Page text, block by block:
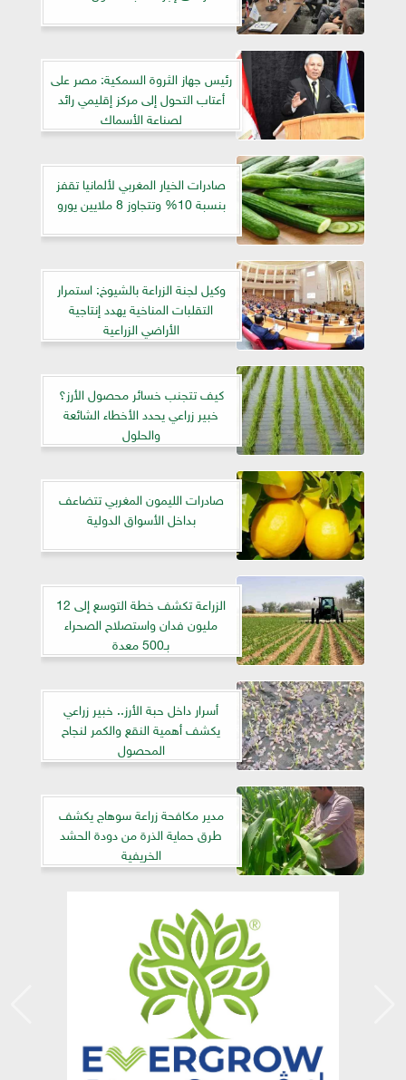
رئيس جهاز الثروة السمكية: مصر على
أعتاب التحول إلى مركز إقليمي رائد
لصناعة الأسماك
صادرات الخيار المغربي لألمانيا تقفز
بنسبة 10% وتتجاوز 8 ملايين يورو
وكيل لجنة الزراعة بالشيوخ: استمرار
التقلبات المناخية يهدد إنتاجية
الأراضي الزراعية
كيف تتجنب خسائر محصول الأرز؟
خبير زراعي يحدد الأخطاء الشائعة
والحلول
صادرات الليمون المغربي تتضاعف
بداخل الأسواق الدولية
الزراعة تكشف خطة التوسع إلى 12
مليون فدان واستصلاح الصحراء
بـ500 معدة
أسرار داخل حبة الأرز.. خبير زراعي
يكشف أهمية النقع والكمر لنجاح
المحصول
مدير مكافحة زراعة سوهاج يكشف
طرق حماية الذرة من دودة الحشد
الخريفية